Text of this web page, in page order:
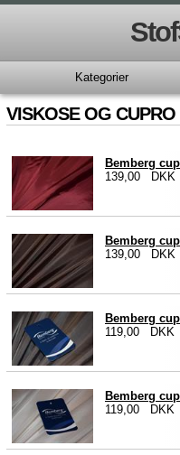
Kategorier
VISKOSE OG CUPRO
Bemberg
139,00 DKK
Bemberg
139,00 DKK
Bemberg
119,00 DKK
Bemberg
119,00 DKK